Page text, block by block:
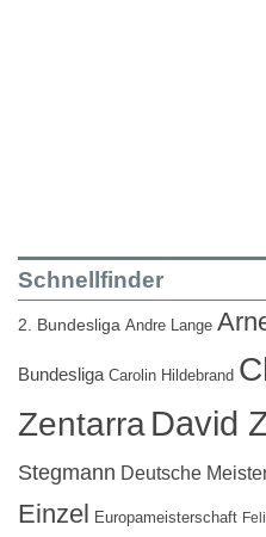
Schnellfinder
2. Bundesliga Andre Lange
Bundesliga Carolin Hildebrand
ZentarraDavid
Stegmann Deutsche
Einzel Europameisterschaft